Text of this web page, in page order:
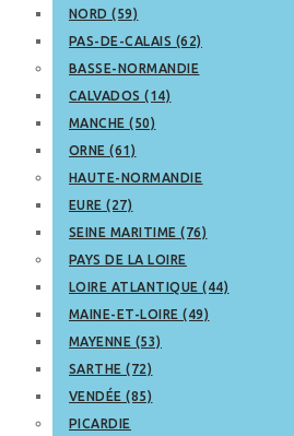
NORD (59)
PAS-DE-CALAIS (62)
BASSE-NORMANDIE
CALVADOS (14)
MANCHE (50)
ORNE (61)
HAUTE-NORMANDIE
EURE (27)
SEINE MARITIME (76)
PAYS DE LA LOIRE
LOIRE ATLANTIQUE (44)
MAINE-ET-LOIRE (49)
MAYENNE (53)
SARTHE (72)
VENDÉE (85)
PICARDIE